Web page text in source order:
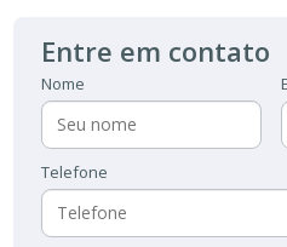
Entre em contato
Nome
Telefone